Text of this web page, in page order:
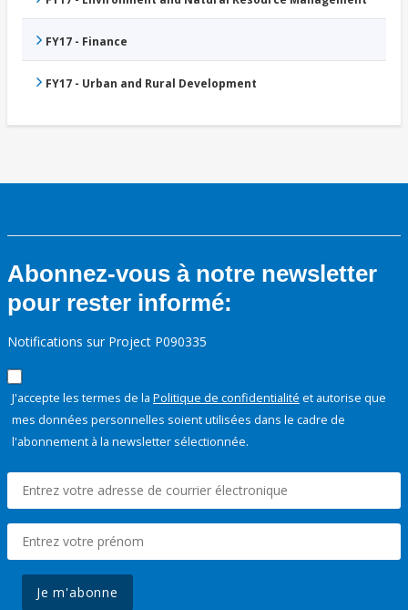
FY17 - Finance
FY17 - Urban and Rural Development
Abonnez-vous à notre newsletter
pour rester informé:
Notifications sur Project P090335
J'accepte les termes de la Politique de confidentialité et autorise que
mes données personnelles soient utilisées dans le cadre de
l'abonnement à la newsletter sélectionnée.
Je m'abonne